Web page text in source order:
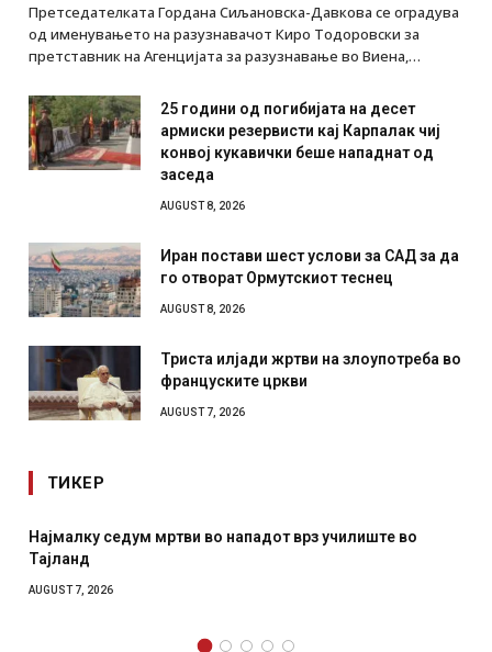
Претседателката Гордана Сиљановска-Давкова се оградува
од именувањето на разузнавачот Киро Тодоровски за
претставник на Агенцијата за разузнавање во Виена,…
25 години од погибијата на десет
армиски резервисти кај Карпалак чиј
конвој кукавички беше нападнат од
заседа
AUGUST 8, 2026
Иран постави шест услови за САД за да
го отворат Ормутскиот теснец
AUGUST 8, 2026
Триста илјади жртви на злоупотреба во
француските цркви
AUGUST 7, 2026
ТИКЕР
нападот врз училиште во
СОЗИС: Украинците